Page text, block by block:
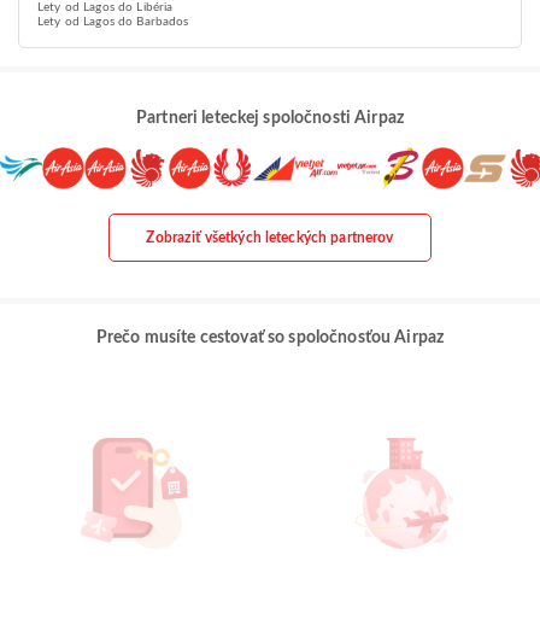
Lety od Lagos do Libéria
Lety od Lagos do Barbados
Partneri leteckej spoločnosti Airpaz
Zobraziť všetkých leteckých partnerov
Prečo musíte cestovať so spoločnosťou Airpaz